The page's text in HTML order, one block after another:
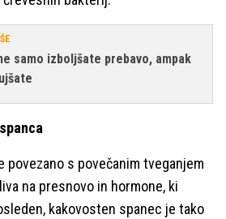
samo izboljšate prebavo, ampak
povezano s povečanim tveganjem
na presnovo in hormone, ki
kakovosten spanec je tako